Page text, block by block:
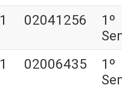
1 02041256
1º
1 02006435
1º